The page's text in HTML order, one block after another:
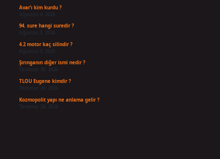
Avar’ı kim kurdu ?
Ağustos 4, 2026
94. sure hangi suredir ?
Ağustos 3, 2026
4.2 motor kaç silindir ?
Ağustos 3, 2026
Şırınganın diğer ismi nedir ?
TLOU Eugene kimdir ?
Temmuz 29, 2026
Kozmopolit yapı ne anlama gelir ?